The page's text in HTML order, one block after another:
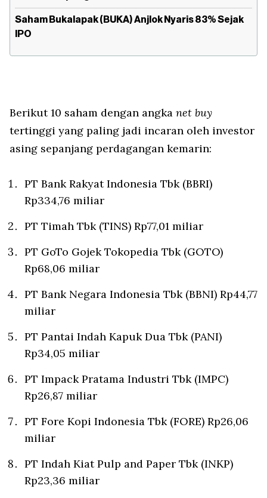
Saham Bukalapak (BUKA) Anjlok Nyaris 83% Sejak
IPO
Berikut 10 saham dengan angka net buy
tertinggi yang paling jadi incaran oleh investor
asing sepanjang perdagangan kemarin:
PT Bank Rakyat Indonesia Tbk (BBRI)
Rp334,76 miliar
PT Timah Tbk (TINS) Rp77,01 miliar
PT GoTo Gojek Tokopedia Tbk (GOTO)
Rp68,06 miliar
PT Bank Negara Indonesia Tbk (BBNI) Rp44,77
miliar
PT Pantai Indah Kapuk Dua Tbk (PANI)
Rp34,05 miliar
PT Impack Pratama Industri Tbk (IMPC)
Rp26,87 miliar
PT Fore Kopi Indonesia Tbk (FORE) Rp26,06
miliar
PT Indah Kiat Pulp and Paper Tbk (INKP)
Rp23,36 miliar